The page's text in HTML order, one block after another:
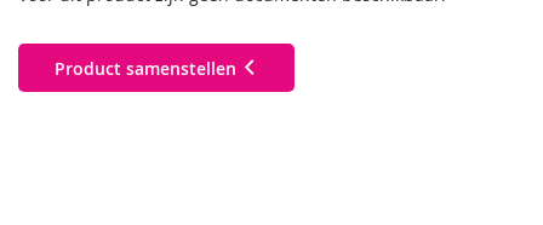
Product samenstellen